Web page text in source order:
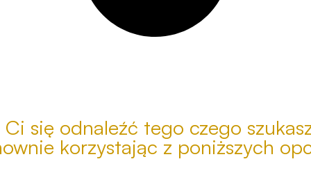
Ci się odnaleźć tego czego
korzystając z poniższych